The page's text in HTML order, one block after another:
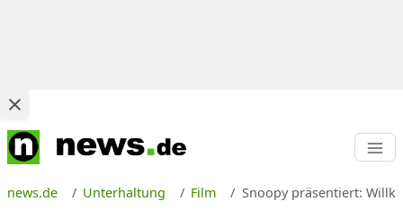
news.de Unterhaltung Film Snoopy präsentiert: